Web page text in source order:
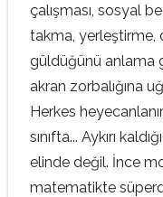
çalışması, sosyal
takma, yerleştirme,
güldüğünü anlama
akran zorbalığına
Herkes
sınıfta... Aykırı
elinde değil. İnce
matematikte